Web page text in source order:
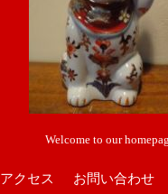
Welcome to our
アクセス お問い合わせ